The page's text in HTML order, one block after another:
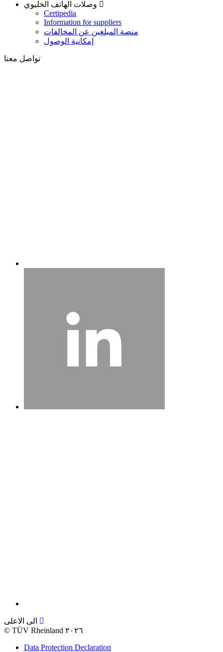
Certipedia
Information for suppliers
منصة المبلغين عن المخالفات
إمكانية الوصول
تواصل معنا
الى الاعلى
©
TÜV Rheinland ٢٠٢٦
Data Protection Declaration